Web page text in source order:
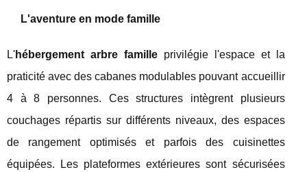
L'aventure en mode famille
L'hébergement arbre familleprivilégie l'espace et la
praticité avec des cabanes modulables pouvant accueillir
4 à 8 personnes. Ces structures intègrent plusieurs
couchages répartis sur différents niveaux, des espaces
de rangement optimisés et parfois des cuisinettes
équipées. Les plateformes extérieures sont sécurisées